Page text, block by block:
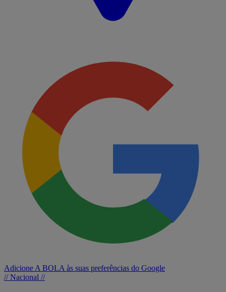
Adicione A BOLA às suas preferências do Google
// Nacional //